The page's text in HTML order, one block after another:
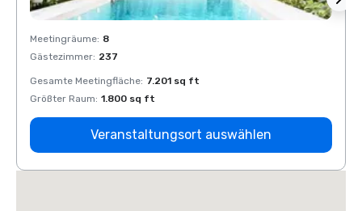
Meetingräume: 8
Gästezimmer: 237
Gesamte Meetingfläche: 7.201 sq ft
Größter Raum: 1.800 sq ft
Veranstaltungsort auswählen